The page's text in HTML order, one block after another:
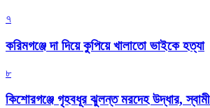
৭
করিমগঞ্জে দা দিয়ে কুপিয়ে খালাতো ভাইকে হত্যা
৮
কিশোরগঞ্জে গৃহবধূর ঝুলন্ত মরদেহ উদ্ধার,